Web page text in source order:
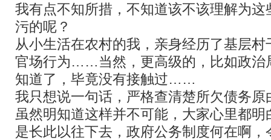
我有点不知所措，不知道该不该理解为
污的呢？
从小生活在农村的我，亲身经历了基层
官场行为……当然，更高级的，比如政治
知道了，毕竟没有接触过……
我只想说一句话，严格查清楚所欠债务原
虽然明知道这样并不可能，大家心里都
是长此以往下去，政府公务制度何在啊